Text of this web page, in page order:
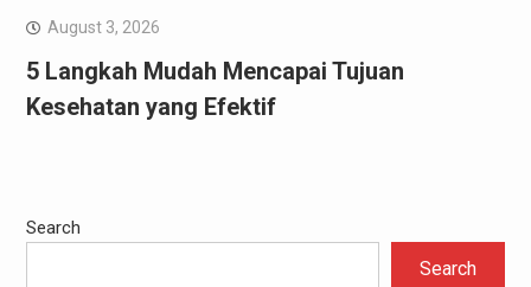
August 3, 2026
5 Langkah Mudah Mencapai Tujuan
Kesehatan yang Efektif
Search
Search